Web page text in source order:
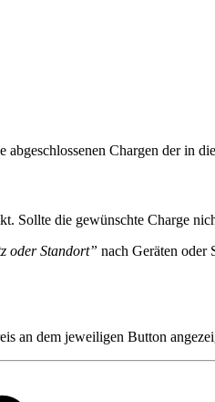
abgeschlossenen Chargen der
Sollte die gewünschte Charge
oder Standort” nach Geräten oder
an dem jeweiligen Button